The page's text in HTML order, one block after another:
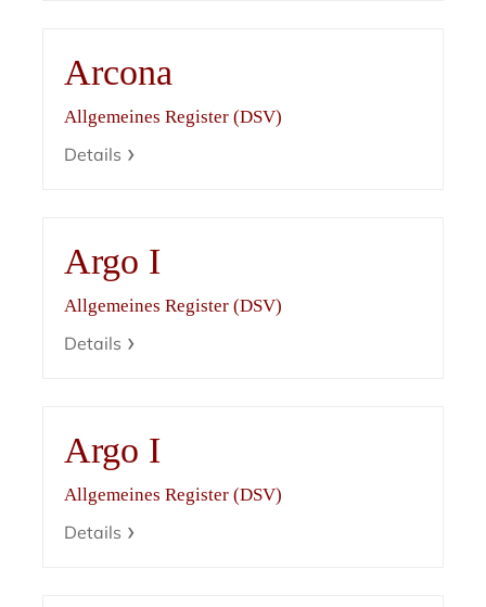
Arcona
Allgemeines Register (DSV)
Details
Argo I
Allgemeines Register (DSV)
Details
Argo I
Allgemeines Register (DSV)
Details